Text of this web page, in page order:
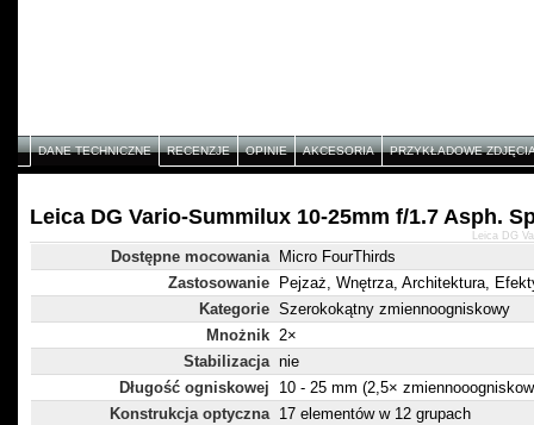
DANE TECHNICZNE RECENZJE OPINIE AKCESORIA PRZYKŁADOWE
Leica DG Vario-Summilux 10-25mm f/1.7 Asph.
Dostępne mocowania
Micro FourThirds
Zastosowanie
Pejzaż, Wnętrza, Architektura,
Kategorie Szerokokątny zmiennoogniskowy
Mnożnik 2×
Stabilizacja nie
Długość ogniskowej
10 - 25 mm (2,5×
Konstrukcja optyczna 17 elementów w 12 grupach
Leica DG